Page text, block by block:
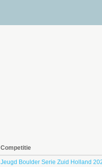
Competitie
Jeugd Boulder Serie Zuid Holland